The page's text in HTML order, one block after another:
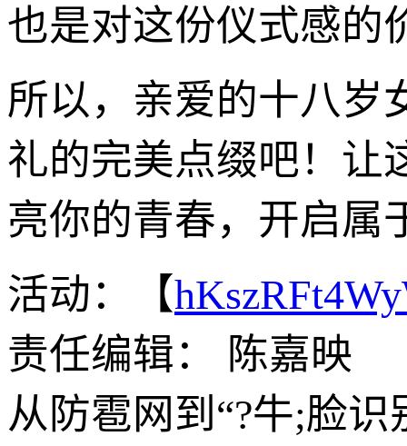
也是对这份仪式感的
所以，亲爱的十八岁
礼的完美点缀吧！让
亮你的青春，开启属
活动：【
责任编辑： 陈嘉映
从防雹网到“?牛;脸